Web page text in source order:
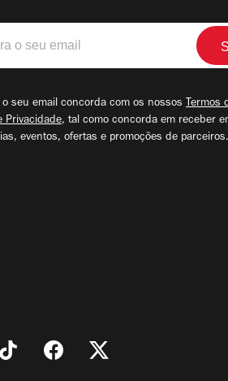
seu email concorda com os nossos Termos
Privacidade, tal como concorda em receber
eventos, ofertas e promoções de parceiros.